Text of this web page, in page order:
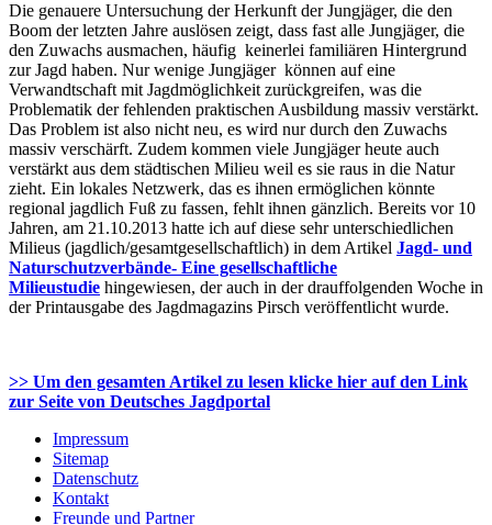
Die genauere Untersuchung der Herkunft der Jungjäger, die den
Boom der letzten Jahre auslösen zeigt, dass fast alle Jungjäger, die
den Zuwachs ausmachen, häufig keinerlei familiären Hintergrund
zur Jagd haben. Nur wenige Jungjäger können auf eine
Verwandtschaft mit Jagdmöglichkeit zurückgreifen, was die
Problematik der fehlenden praktischen Ausbildung massiv verstärkt.
Das Problem ist also nicht neu, es wird nur durch den Zuwachs
massiv verschärft. Zudem kommen viele Jungjäger heute auch
verstärkt aus dem städtischen Milieu weil es sie raus in die Natur
zieht. Ein lokales Netzwerk, das es ihnen ermöglichen könnte
regional jagdlich Fuß zu fassen, fehlt ihnen gänzlich. Bereits vor 10
Jahren, am 21.10.2013 hatte ich auf diese sehr unterschiedlichen
Milieus (jagdlich/gesamtgesellschaftlich) in dem Artikel Jagd- und
Naturschutzverbände- Eine gesellschaftliche
Milieustudie hingewiesen, der auch in der drauffolgenden Woche in
der Printausgabe des Jagdmagazins Pirsch veröffentlicht wurde.
>> Um den gesamten Artikel zu lesen klicke hier auf den Link
zur Seite von Deutsches Jagdportal
Impressum
Sitemap
Datenschutz
Kontakt
Freunde und Partner